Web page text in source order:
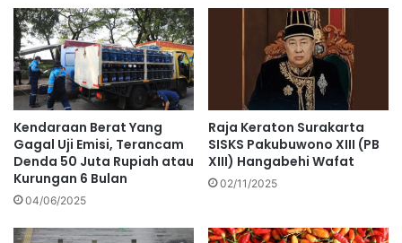
Kendaraan Berat Yang
Gagal Uji Emisi, Terancam
Denda 50 Juta Rupiah atau
Kurungan 6 Bulan
04/06/2025
Raja Keraton Surakarta
SISKS Pakubuwono XIII (PB
XIII) Hangabehi Wafat
02/11/2025